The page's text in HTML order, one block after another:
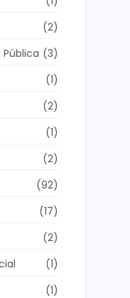
(2)
(3)
(1)
(2)
(1)
(2)
(92)
(17)
(2)
(1)
(1)